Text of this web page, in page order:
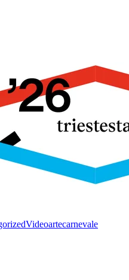
Videoartecarnevale